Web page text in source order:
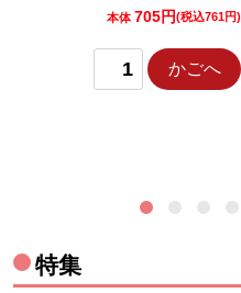
本体 705円(税込761円)
かごへ
特集